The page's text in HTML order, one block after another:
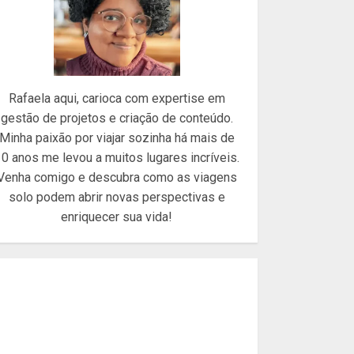
Rafaela aqui, carioca com expertise em
gestão de projetos e criação de conteúdo.
paixão por viajar sozinha há mais de
anos me levou a muitos lugares incríveis.
comigo e descubra como as viagens
solo podem abrir novas perspectivas e
enriquecer sua vida!